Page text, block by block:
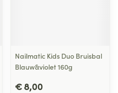
Nailmatic Kids Duo Bruisbal
Blauw&violet 160g
€ 8,00